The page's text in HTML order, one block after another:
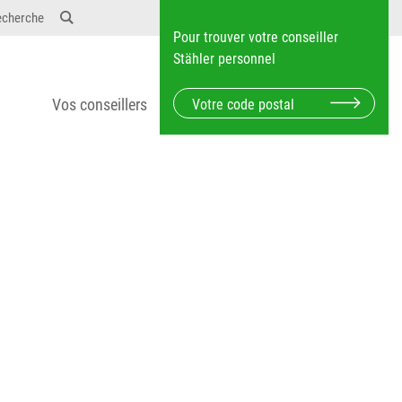
Pour trouver votre conseiller
Stähler personnel
Vos conseillers
Dosierungen: test 123 dfasdf asdfW134 245 34"